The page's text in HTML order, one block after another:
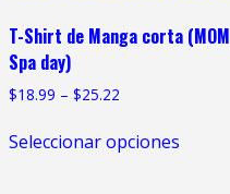
T-Shirt de Manga corta (MOM
Spa day)
$18.99 – $25.22
Seleccionar opciones